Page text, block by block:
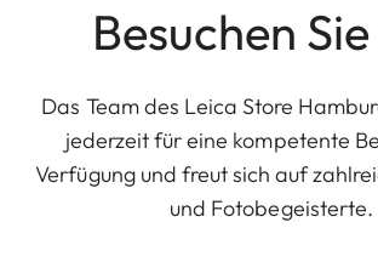
Besuchen
Das Team des Leica Store
jederzeit für eine kompetente
Verfügung und freut sich auf
und Fotobegeisterte.